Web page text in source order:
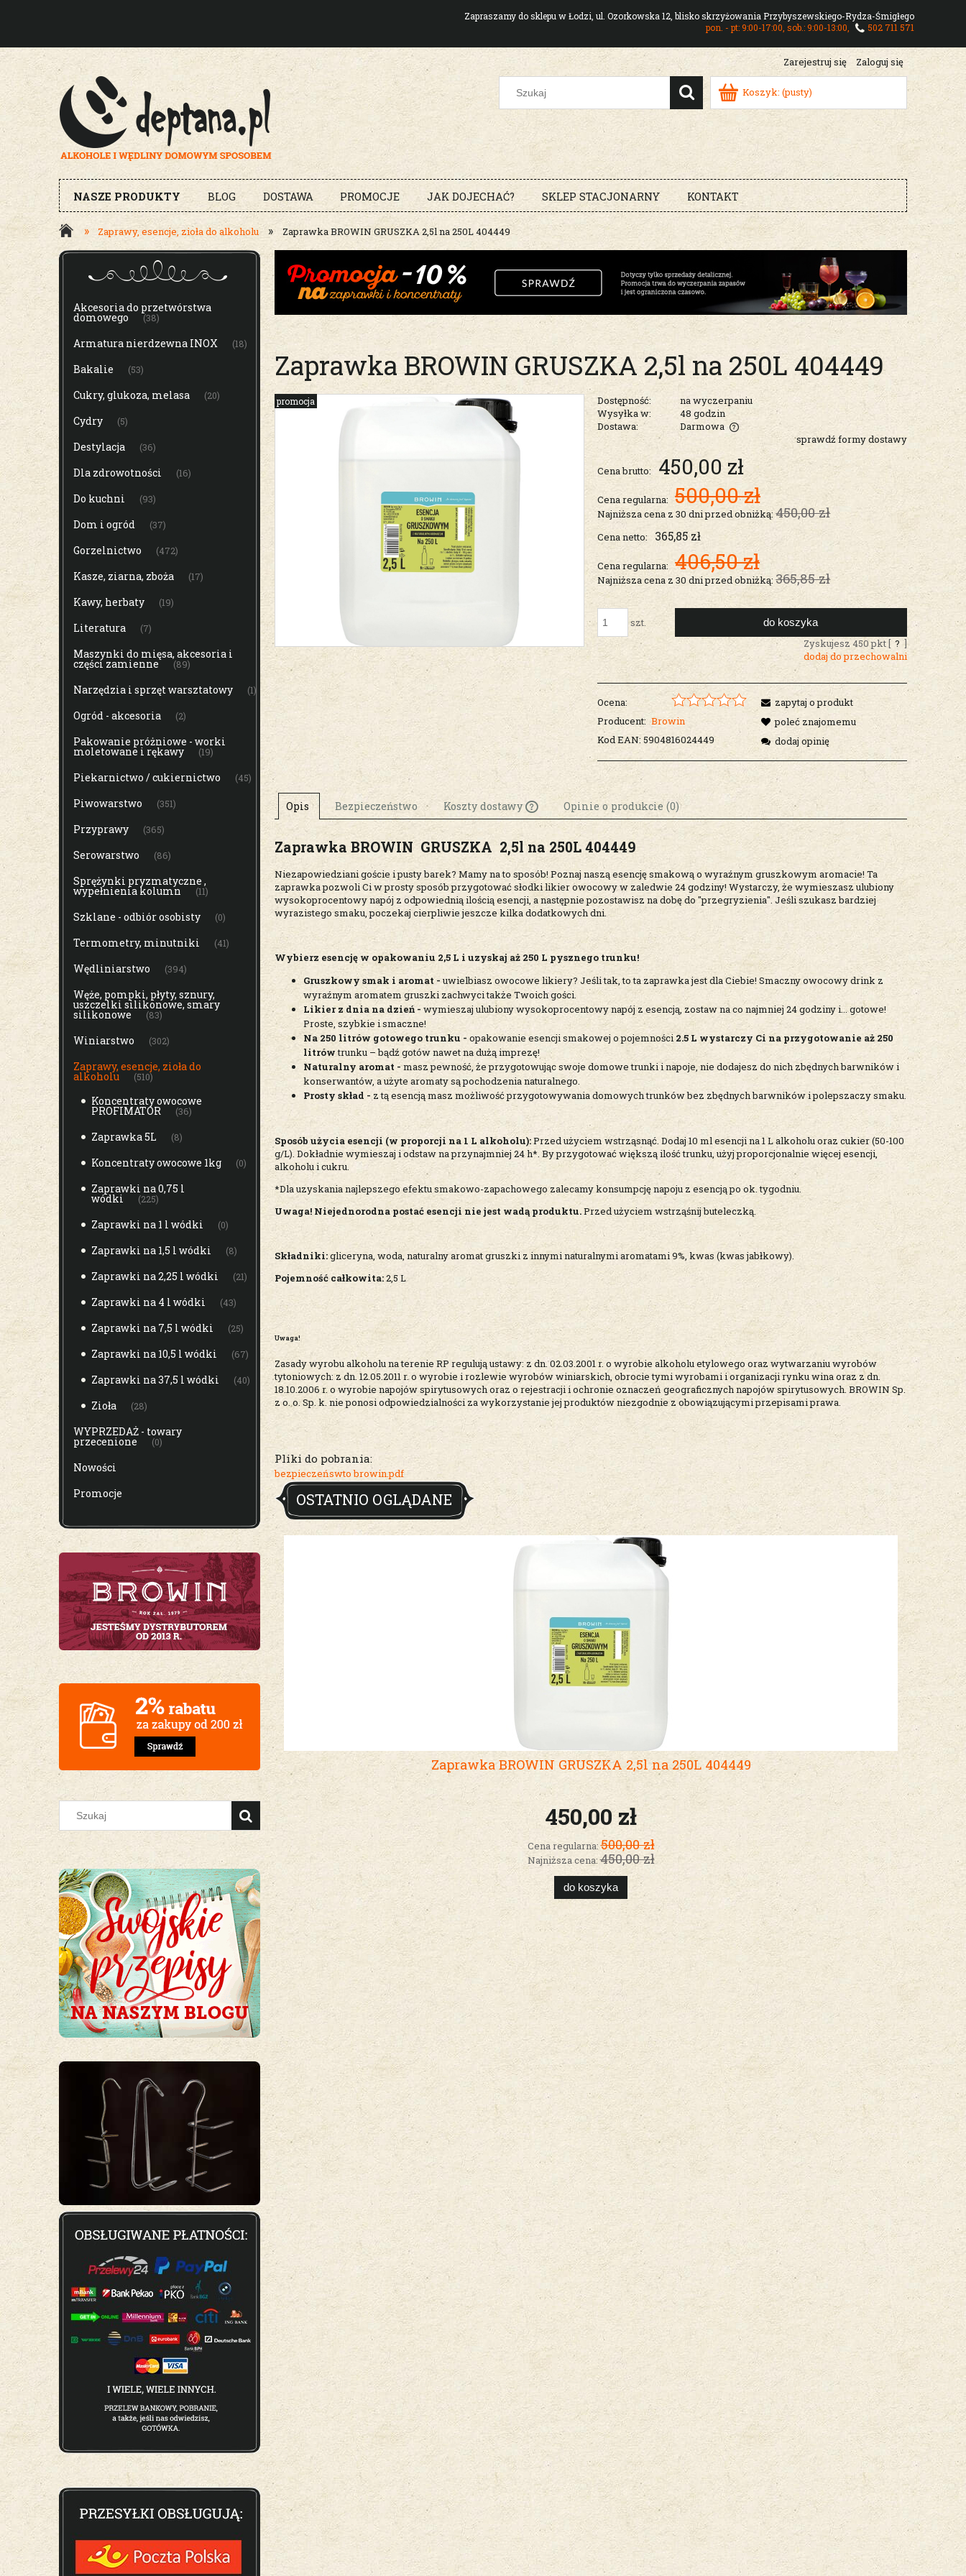
Zapraszamy do sklepu w Łodzi, ul. Ozorkowska 12, blisko skrzyżowania Przybyszewskiego-Rydza-Śmigłego
pon. - pt: 9:00-17:00, sob.: 9:00-13:00,
502 711 571
Zarejestruj się Zaloguj się
Koszyk: (pusty)
NASZE PRODUKTY BLOG DOSTAWA PROMOCJE JAK DOJECHAĆ? SKLEP STACJONARNY KONTAKT
» Zaprawy, esencje, zioła do alkoholu » Zaprawka BROWIN GRUSZKA 2,5l na 250L 404449
MENU
Akcesoria do przetwórstwa
domowego (38)
Armatura nierdzewna INOX (18)
Bakalie (53)
Cukry, glukoza, melasa (20)
Cydry (5)
Destylacja (36)
Dla zdrowotności (16)
Do kuchni (93)
Dom i ogród (37)
Gorzelnictwo (472)
Kasze, ziarna, zboża (17)
Kawy, herbaty (19)
Literatura (7)
Maszynki do mięsa, akcesoria i
części zamienne (89)
Narzędzia i sprzęt warsztatowy (1)
Ogród - akcesoria (2)
Pakowanie próżniowe - worki
moletowane i rękawy (19)
Piekarnictwo / cukiernictwo (45)
Piwowarstwo (351)
Przyprawy (365)
Serowarstwo (86)
Sprężynki pryzmatyczne ,
wypełnienia kolumn (11)
Szklane - odbiór osobisty (0)
Termometry, minutniki (41)
Wędliniarstwo (394)
Węże, pompki, płyty, sznury,
uszczelki silikonowe, smary
silikonowe (83)
Winiarstwo (302)
Zaprawy, esencje, zioła do
alkoholu (510)
Koncentraty owocowe
PROFIMATOR (36)
Zaprawka 5L (8)
Koncentraty owocowe 1kg (0)
Zaprawki na 0,75 l
wódki (225)
Zaprawki na 1 l wódki (0)
Zaprawki na 1,5 l wódki (8)
Zaprawki na 2,25 l wódki (21)
Zaprawki na 4 l wódki (43)
Zaprawki na 7,5 l wódki (25)
Zaprawki na 10,5 l wódki (67)
Zaprawki na 37,5 l wódki (40)
Zioła (28)
WYPRZEDAŻ - towary
przecenione (0)
Nowości
Promocje
Zaprawka BROWIN GRUSZKA 2,5l na 250L 404449
promocja Dostępność:
na wyczerpaniu
Wysyłka w:
48 godzin
Dostawa:
Darmowa
Cena nie zawiera ewentualnych
kosztów płatności
sprawdź formy dostawy
Cena brutto: 450,00 zł
Cena regularna: 500,00 zł
Najniższa cena z 30 dni przed obniżką:450,00 zł
Cena netto: 365,85 zł
Cena regularna: 406,50 zł
Najniższa cena z 30 dni przed obniżką:365,85 zł
szt. do koszyka
Zyskujesz450pkt [ ? ]
dodaj do przechowalni
Ocena:
Producent: Browin
Kod EAN: 5904816024449
zapytaj o produkt
poleć znajomemu
dodaj opinię
Opis Bezpieczeństwo Koszty dostawy
Cena nie zawiera
ewentualnych kosztów
płatności
Opinie o produkcie (0)
Zaprawka BROWIN GRUSZKA 2,5l na 250L 404449
Niezapowiedziani goście i pusty barek? Mamy na to sposób! Poznaj naszą esencję smakową o wyraźnym gruszkowym aromacie! Ta
zaprawka pozwoli Ci w prosty sposób przygotować słodki likier owocowy w zaledwie 24 godziny! Wystarczy, że wymieszasz ulubiony
wysokoprocentowy napój z odpowiednią ilością esencji, a następnie pozostawisz na dobę do "przegryzienia". Jeśli szukasz bardziej
wyrazistego smaku, poczekaj cierpliwie jeszcze kilka dodatkowych dni.
Wybierz esencję w opakowaniu 2,5 L i uzyskaj aż 250 L pysznego trunku!
Gruszkowy smak i aromat - uwielbiasz owocowe likiery? Jeśli tak, to ta zaprawka jest dla Ciebie! Smaczny owocowy drink z
wyraźnym aromatem gruszki zachwyci także Twoich gości.
Likier z dnia na dzień - wymieszaj ulubiony wysokoprocentowy napój z esencją, zostaw na co najmniej 24 godziny i... gotowe!
Proste, szybkie i smaczne!
Na 250 litrów gotowego trunku - opakowanie esencji smakowej o pojemności 2.5 L wystarczy Ci na przygotowanie aż 250
litrówtrunku – bądź gotów nawet na dużą imprezę!
Naturalny aromat -masz pewność, że przygotowując swoje domowe trunki i napoje, nie dodajesz do nich zbędnych barwników i
konserwantów, a użyte aromaty są pochodzenia naturalnego.
Prosty skład - z tą esencją masz możliwość przygotowywania domowych trunków bez zbędnych barwników i polepszaczy smaku.
Sposób użycia esencji (w proporcji na 1 L alkoholu):Przed użyciem wstrząsnąć. Dodaj 10 ml esencji na 1 L alkoholu oraz cukier (50-100
g/L). Dokładnie wymieszaj i odstaw na przynajmniej 24 h*. By przygotować większą ilość trunku, użyj proporcjonalnie więcej esencji,
alkoholu i cukru.
*Dla uzyskania najlepszego efektu smakowo-zapachowego zalecamy konsumpcję napoju z esencją po ok. tygodniu.
Uwaga! Niejednorodna postać esencji nie jest wadą produktu.Przed użyciem wstrząśnij buteleczką.
Składniki:gliceryna, woda, naturalny aromat gruszki z innymi naturalnymi aromatami 9%, kwas (kwas jabłkowy).
Pojemność całkowita:2,5 L
Uwaga!
Zasady wyrobu alkoholu na terenie RP regulują ustawy: z dn. 02.03.2001 r. o wyrobie alkoholu etylowego oraz wytwarzaniu wyrobów
tytoniowych: z dn. 12.05.2011 r. o wyrobie i rozlewie wyrobów winiarskich, obrocie tymi wyrobami i organizacji rynku wina oraz z dn.
18.10.2006 r. o wyrobie napojów spirytusowych oraz o rejestracji i ochronie oznaczeń geograficznych napojów spirytusowych. BROWIN Sp.
z o. o. Sp. k. nie ponosi odpowiedzialności za wykorzystanie jej produktów niezgodnie z obowiązującymi przepisami prawa.
Pliki do pobrania:
bezpieczeńswto browin.pdf
OSTATNIO OGLĄDANE
Zaprawka BROWIN GRUSZKA 2,5l na 250L 404449
450,00 zł
Cena regularna:500,00 zł
Najniższa cena:450,00 zł
do koszyka